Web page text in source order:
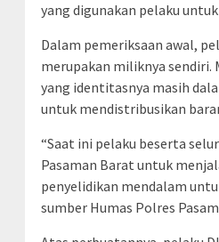
yang digunakan pelaku
Dalam pemeriksaan awal,
merupakan miliknya sendiri.
yang identitasnya masih
untuk mendistribusikan
“Saat ini pelaku beserta
Pasaman Barat untuk
penyelidikan mendalam
sumber Humas Polres